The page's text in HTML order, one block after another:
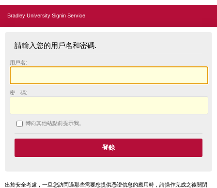
Bradley University Signin Service
請輸入您的用戶名和密碼.
用戶名:
密 碼:
轉向其他站點前提示我。
出於安全考慮，一旦您訪問過那些需要您提供憑證信息的應用時，請操作完成之後關閉